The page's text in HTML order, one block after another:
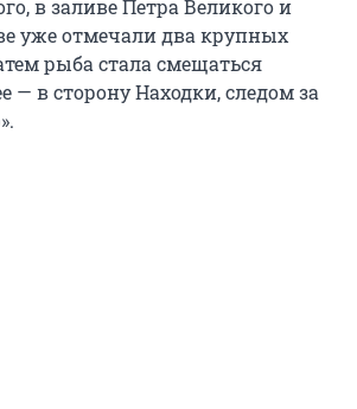
в заливе Петра Великого и
уже отмечали два крупных
рыба стала смещаться
— в сторону Находки, следом за